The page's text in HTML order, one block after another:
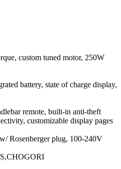
custom tuned motor, 250W
battery, state of charge display,
remote, built-in anti-theft
customizable display pages
Rosenberger plug, 100-240V